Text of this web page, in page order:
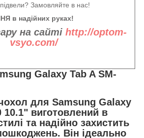
Замовляйте в нас!
в надійних руках!
на сайті http://optom-
vsyo.com/
Galaxy Tab A SM-
для Samsung Galaxy
10.1" виготовлений в
та надійно захистить
Він ідеально